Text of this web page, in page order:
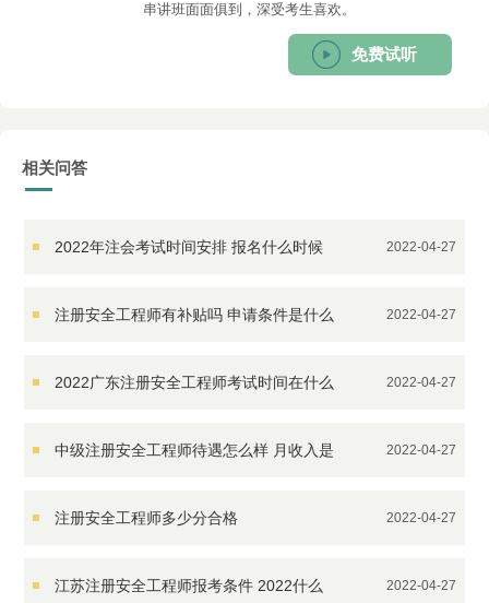
串讲班面面俱到，深受考生喜欢。
免费试听
相关问答
2022年注会考试时间安排 报名什么时候 2022-04-27
注册安全工程师有补贴吗 申请条件是什么 2022-04-27
2022广东注册安全工程师考试时间在什么 2022-04-27
中级注册安全工程师待遇怎么样 月收入是 2022-04-27
注册安全工程师多少分合格 2022-04-27
江苏注册安全工程师报考条件 2022什么 2022-04-27